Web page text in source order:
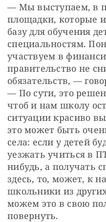
— Мы выступаем, в
площадки, которые
базу для обучения
специальностям.
участвуем в
правительство не
обязательств, —
— По сути, это
чтоб и нам школу
ситуации красиво
это может быть
села: если у детей
уезжать учиться в
нибудь, а получать
здесь, то, может, к
школьники из
можем это в свою
повернуть.